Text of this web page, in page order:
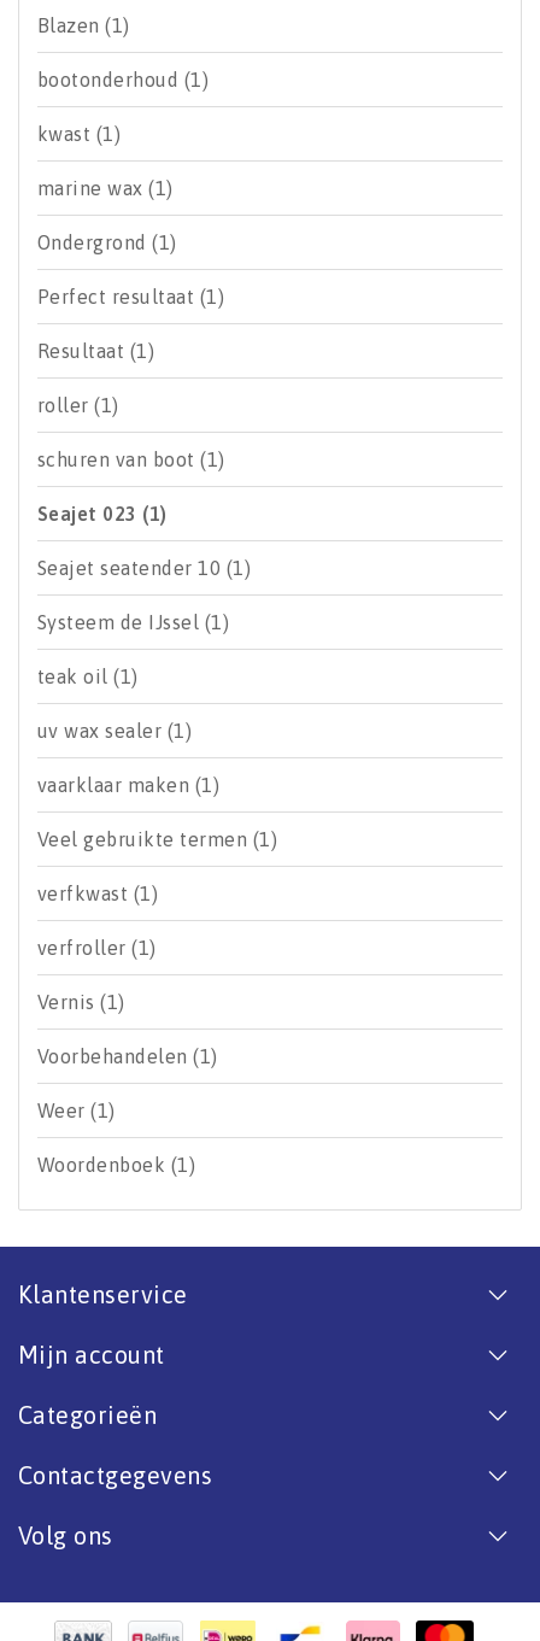
Blazen(1)
bootonderhoud (1)
kwast (1)
marine wax(1)
Ondergrond(1)
Perfect resultaat (1)
Resultaat (1)
roller(1)
schuren van boot(1)
Seajet 023 (1)
Seajet seatender 10 (1)
Systeem de IJssel (1)
teak oil(1)
uv wax sealer (1)
vaarklaar maken (1)
Veel gebruikte termen (1)
verfkwast (1)
verfroller(1)
Vernis(1)
Voorbehandelen(1)
Weer(1)
Woordenboek (1)
Klantenservice
Mijn account
Categorieën
Contactgegevens
Volg ons